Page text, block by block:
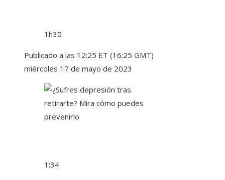
1h30
Publicado a las 12:25 ET (16:25 GMT)
miércoles 17 de mayo de 2023
1:34